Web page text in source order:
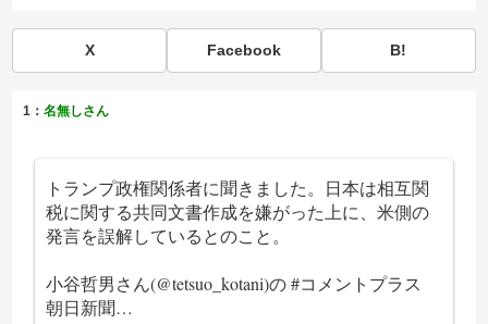
X Facebook B!
1：名無しさん
トランプ政権関係者に聞きました。日本は相互関
税に関する共同文書作成を嫌がった上に、米側の
発言を誤解しているとのこと。
小谷哲男さん(@tetsuo_kotani)の#コメントプラス
朝日新聞…